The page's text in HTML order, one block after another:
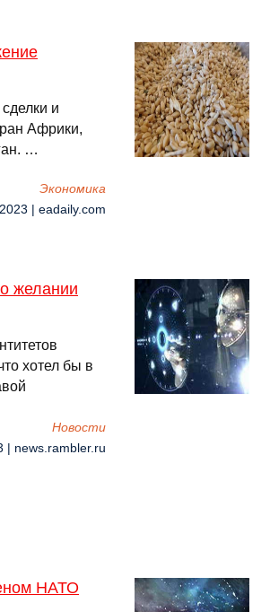
и
Африки,
…
Экономика
| eadaily.com
желании
хотел бы в
Новости
| news.rambler.ru
НАТО